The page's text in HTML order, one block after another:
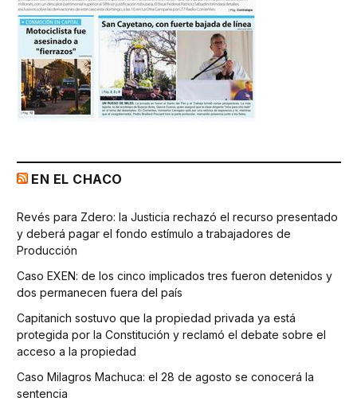
EN EL CHACO
Revés para Zdero: la Justicia rechazó el recurso presentado
y deberá pagar el fondo estímulo a trabajadores de
Producción
Caso EXEN: de los cinco implicados tres fueron detenidos y
dos permanecen fuera del país
Capitanich sostuvo que la propiedad privada ya está
protegida por la Constitución y reclamó el debate sobre el
acceso a la propiedad
Caso Milagros Machuca: el 28 de agosto se conocerá la
sentencia